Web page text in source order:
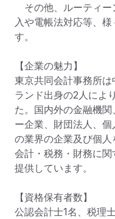
その他、ルーティー
入や電帳法対応等、
す。
【企業の魅力】
東京共同会計事務所
ランド出身の2人によ
た。国内外の金融機
ー企業、財団法人、
の業界の企業及び個
会計・税務・財務に
提供しています。
【資格保有者数】
公認会計士1名、税理